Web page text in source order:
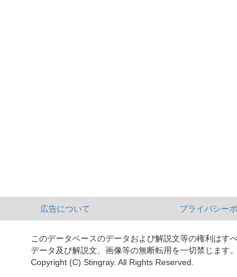
広告について プライバシー
このデータベースのデータおよび解説文等の権利はす
データ及び解説文、画像等の無断転用を一切禁じます。
Copyright (C) Stingray. All Rights Reserved.